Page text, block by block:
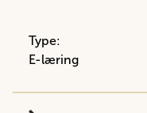
Type:
E-læring